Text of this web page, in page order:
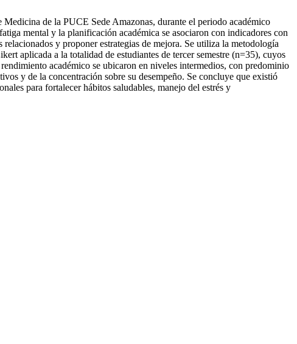
de la PUCE Sede Amazonas, durante el periodo académico
mental y la planificación académica se asociaron con indicadores con
y proponer estrategias de mejora. Se utiliza la metodología
aplicada a la totalidad de estudiantes de tercer semestre (n=35), cuyos
académico se ubicaron en niveles intermedios, con predominio
y de la concentración sobre su desempeño. Se concluye que existió
para fortalecer hábitos saludables, manejo del estrés y